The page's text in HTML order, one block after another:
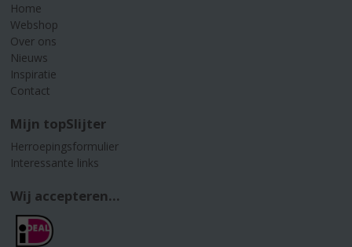
Home
Webshop
Over ons
Nieuws
Inspiratie
Contact
Mijn topSlijter
Herroepingsformulier
Interessante links
Wij accepteren...